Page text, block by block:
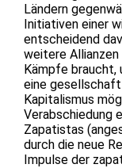
Ländern
Initiativen einer
entscheidend
weitere
Kämpfe braucht,
eine
Kapitalismus
Verabschiedung
Zapatistas
durch die neue
Impulse der